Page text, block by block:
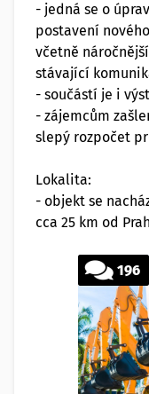
- jedná se o
postavení
včetně
stávající
- součástí je i
- zájemcům
slepý rozpočet
Lokalita:
- objekt se
cca 25 km od
196